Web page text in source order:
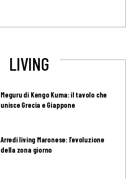
LIVING
Meguru di Kengo Kuma: il tavolo che
unisce Grecia e Giappone
Arredi living Maronese: l’evoluzione
della zona giorno